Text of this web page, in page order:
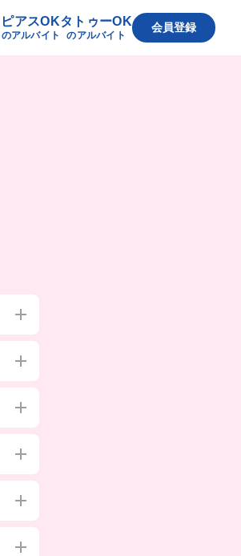
ピアスOK
のアルバイト
タトゥーOK
のアルバイト
会員登録